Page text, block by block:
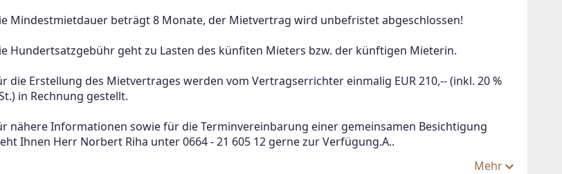
Mindestmietdauer beträgt 8 Monate, der Mietvertrag wird unbefristet abgeschlossen!
Hundertsatzgebühr geht zu Lasten des künfiten Mieters bzw. der künftigen Mieterin.
die Erstellung des Mietvertrages werden vom Vertragserrichter einmalig EUR 210,-- (inkl. 20 %
in Rechnung gestellt.
nähere Informationen sowie für die Terminvereinbarung einer gemeinsamen Besichtigung
Ihnen Herr Norbert Riha unter 0664 - 21 605 12 gerne zur Verfügung.A..
Mehr